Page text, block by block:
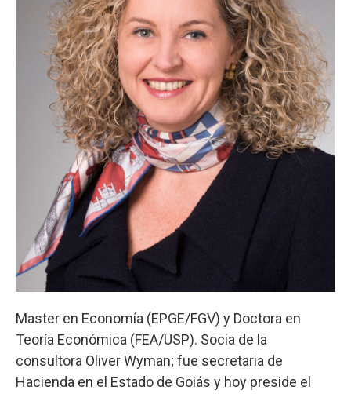
Master en Economía (EPGE/FGV) y Doctora en
Teoría Económica (FEA/USP). Socia de la
consultora Oliver Wyman; fue secretaria de
Hacienda en el Estado de Goiás y hoy preside el